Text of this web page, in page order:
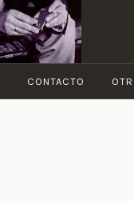
ART-
NOUVEAU
CORUÑA
CONTACTO